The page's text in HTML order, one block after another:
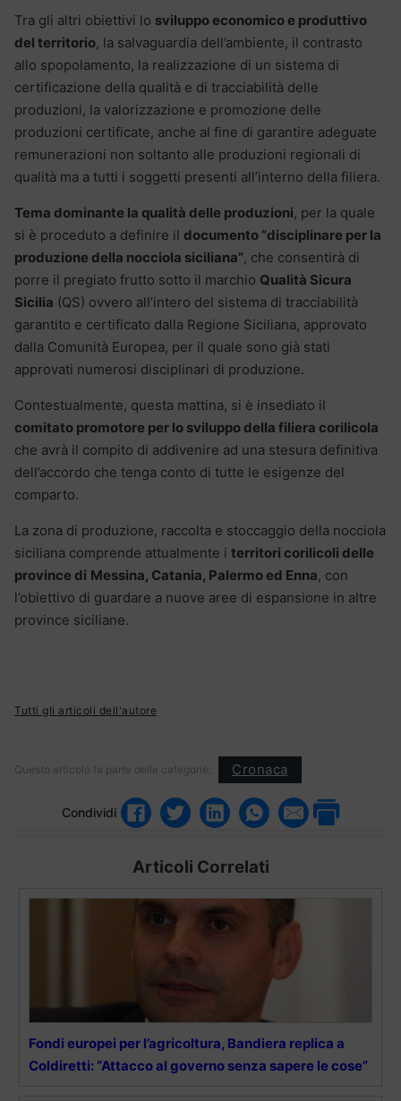
Tra gli altri obiettivi lo sviluppo economico e produttivo
del territorio, la salvaguardia dell’ambiente, il contrasto
allo spopolamento, la realizzazione di un sistema di
certificazione della qualità e di tracciabilità delle
produzioni, la valorizzazione e promozione delle
produzioni certificate, anche al fine di garantire adeguate
remunerazioni non soltanto alle produzioni regionali di
qualità ma a tutti i soggetti presenti all’interno della filiera.
Tema dominante la qualità delle produzioni, per la quale
si è proceduto a definire il documento “disciplinare per la
produzione della nocciola siciliana”, che consentirà di
porre il pregiato frutto sotto il marchio Qualità Sicura
Sicilia (QS) ovvero all’intero del sistema di tracciabilità
garantito e certificato dalla Regione Siciliana, approvato
dalla Comunità Europea, per il quale sono già stati
approvati numerosi disciplinari di produzione.
Contestualmente, questa mattina, si è insediato il
comitato promotore per lo sviluppo della filiera corilicola
che avrà il compito di addivenire ad una stesura definitiva
dell’accordo che tenga conto di tutte le esigenze del
comparto.
La zona di produzione, raccolta e stoccaggio della nocciola
siciliana comprende attualmente i territori corilicoli delle
province di Messina, Catania, Palermo ed Enna, con
l’obiettivo di guardare a nuove aree di espansione in altre
province siciliane.
Tutti gli articoli dell'autore
Questo articolo fa parte delle categorie: Cronaca
Condividi
Articoli Correlati
Fondi europei per l’agricoltura, Bandiera replica a
Coldiretti: “Attacco al governo senza sapere le cose”